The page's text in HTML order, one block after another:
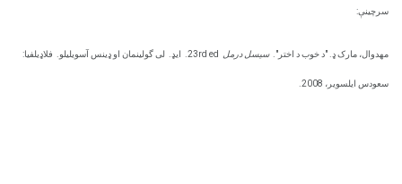
سرچینې:
مهدوال، مارک ډ. "د خوب د اختر". سیسل درمل 23rd ed. ایډ. لی گولینمان او ډینس آسویلیلو. فلاډیلفیا:
سعودس ایلسویر، 2008.